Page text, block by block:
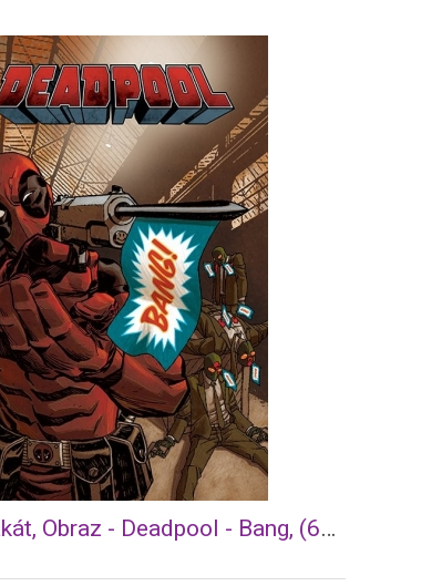
Posters Plakát, Obraz - Deadpool - Bang, (61 x 91,5 cm)